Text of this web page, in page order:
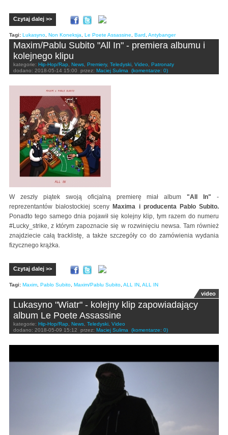
Czytaj dalej >>
Tagi: Lukasyno, Non Koneksja, Le Poete Assassine, Bard , Antybanger
Maxim/Pablu Subito "All In" - premiera albumu i
kolejnego klipu
kategorie: Hip-Hop/Rap, News, Premiery, Teledyski, Video, Patronaty
dodano: 2018-05-14 15:00 przez: Maciej Sulima (komentarze: 0)
W zeszły piątek swoją oficjalną premierę miał album"All In" -
reprezentantów białostockiej sceny Maxima i producenta Pablo Subito.
Ponadto tego samego dnia pojawił się kolejny klip, tym razem do numeru
#Lucky_strike, z którym zapoznacie się w rozwinięciu newsa. Tam również
znajdziecie całą tracklistę, a także szczegóły co do zamówienia wydania
fizycznego krążka.
Czytaj dalej >>
Tagi: Maxim, Pablo Subito, Maxim/Pablu Subito, ALL IN, ALL IN
video
Lukasyno "Wiatr" - kolejny klip zapowiadający
album Le Poete Assassine
kategorie: Hip-Hop/Rap, News, Teledyski, Video
dodano: 2018-05-09 15:12 przez: Maciej Sulima (komentarze: 0)